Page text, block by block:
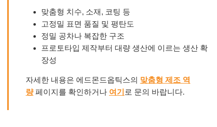
맞춤형 치수, 소재, 코팅 등
고정밀 표면 품질 및 평탄도
정밀 공차나 복잡한 구조
프로토타입 제작부터 대량 생산에 이르는 생산 확
장성
자세한 내용은 에드몬드옵틱스의 맞춤형 제조 역
량페이지를 확인하거나 여기 로 문의 바랍니다.